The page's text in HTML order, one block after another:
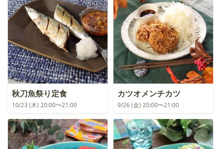
秋刀魚祭り定食
10/23 (木) 20:00〜21:00
カツオメンチカツ
9/26 (金) 20:00〜21:00